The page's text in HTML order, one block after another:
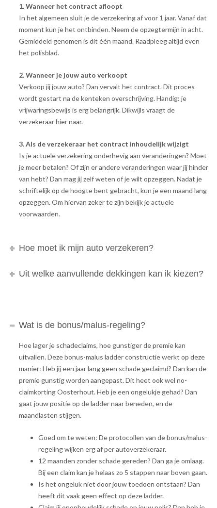
1. Wanneer het contract afloopt
In het algemeen sluit je de verzekering af voor 1 jaar. Vanaf dat
moment kun je het ontbinden. Neem de opzegtermijn in acht.
Gemiddeld genomen is dit één maand. Raadpleeg altijd even
het polisblad.
2. Wanneer je jouw auto verkoopt
Verkoop jij jouw auto? Dan vervalt het contract. Dit proces
wordt gestart na de kenteken overschrijving. Handig: je
vrijwaringsbewijs is erg belangrijk. Dikwijls vraagt de
verzekeraar hier naar.
3. Als de verzekeraar het contract inhoudelijk wijzigt
Is je actuele verzekering onderhevig aan veranderingen? Moet
je meer betalen? Of zijn er andere veranderingen waar jij hinder
van hebt? Dan mag jij zelf weten of je wilt opzeggen. Nadat je
schriftelijk op de hoogte bent gebracht, kun je een maand lang
opzeggen. Om hiervan zeker te zijn bekijk je actuele
voorwaarden.
Hoe moet ik mijn auto verzekeren?
Uit welke aanvullende dekkingen kan ik kiezen?
Wat is de bonus/malus-regeling?
Hoe lager je schadeclaims, hoe gunstiger de premie kan
uitvallen. Deze bonus-malus ladder constructie werkt op deze
manier: Heb jij een jaar lang geen schade geclaimd? Dan kan de
premie gunstig worden aangepast. Dit heet ook wel no-
claimkorting Oosterhout. Heb je een ongelukje gehad? Dan
gaat jouw positie op de ladder naar beneden, en de
maandlasten stijgen.
Goed om te weten: De protocollen van de bonus/malus-
regeling wijken erg af per autoverzekeraar.
12 maanden zonder schade gereden? Dan ga je omlaag.
Bij een claim kan je helaas zo 5 stappen naar boven gaan.
Is het ongeluk niet door jouw toedoen ontstaan? Dan
heeft dit vaak geen effect op deze ladder.